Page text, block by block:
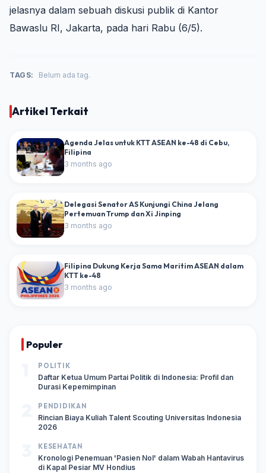
jelasnya dalam sebuah diskusi publik di Kantor
Bawaslu RI, Jakarta, pada hari Rabu (6/5).
TAGS: Belum ada tag.
Artikel Terkait
Agenda Jelas untuk KTT ASEAN ke-48 di Cebu,
Filipina
3 months ago
Delegasi Senator AS Kunjungi China Jelang
Pertemuan Trump dan Xi Jinping
3 months ago
Filipina Dukung Kerja Sama Maritim ASEAN dalam
KTT ke-48
3 months ago
Populer
POLITIK
Daftar Ketua Umum Partai Politik di Indonesia: Profil dan
Durasi Kepemimpinan
PENDIDIKAN
Rincian Biaya Kuliah Talent Scouting Universitas Indonesia
2026
KESEHATAN
Kronologi Penemuan 'Pasien Nol' dalam Wabah Hantavirus
di Kapal Pesiar MV Hondius